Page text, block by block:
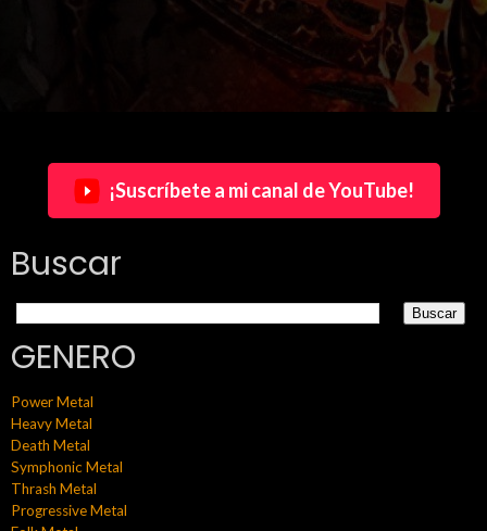
¡Suscríbete a mi canal de YouTube!
Buscar
GENERO
Power Metal
Heavy Metal
Death Metal
Symphonic Metal
Thrash Metal
Progressive Metal